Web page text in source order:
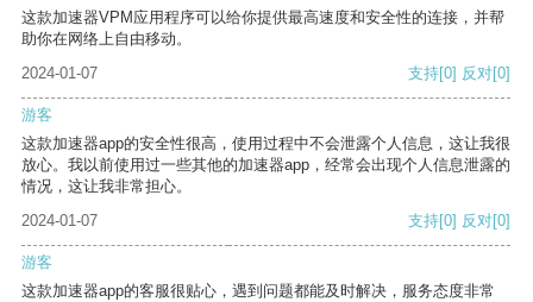
这款加速器VPM应用程序可以给你提供最高速度和安全性的连接，并帮
助你在网络上自由移动。
2024-01-07
支持[0] 反对[0]
游客
这款加速器app的安全性很高，使用过程中不会泄露个人信息，这让我很
放心。我以前使用过一些其他的加速器app，经常会出现个人信息泄露的
情况，这让我非常担心。
2024-01-07
支持[0] 反对[0]
游客
这款加速器app的客服很贴心，遇到问题都能及时解决，服务态度非常